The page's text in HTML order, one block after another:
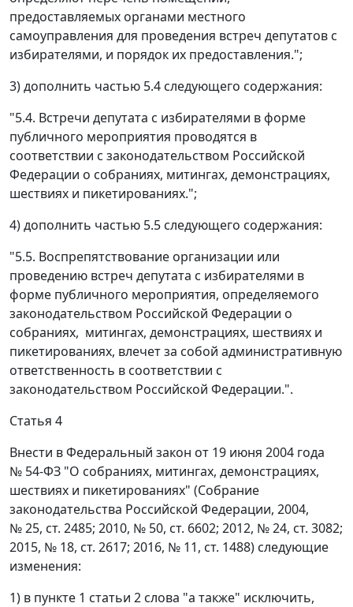
предоставляемых органами местного
самоуправления для проведения встреч депутатов с
избирателями, и порядок их предоставления.";
3) дополнить частью 5.4 следующего содержания:
"5.4. Встречи депутата с избирателями в форме
публичного мероприятия проводятся в
соответствии с законодательством Российской
Федерации о собраниях, митингах, демонстрациях,
шествиях и пикетированиях.";
4) дополнить частью 5.5 следующего содержания:
"5.5. Воспрепятствование организации или
проведению встреч депутата с избирателями в
форме публичного мероприятия, определяемого
законодательством Российской Федерации о
собраниях, митингах, демонстрациях, шествиях и
пикетированиях, влечет за собой административную
ответственность в соответствии с
законодательством Российской Федерации.".
Статья 4
Внести в Федеральный закон от 19 июня 2004 года
№ 54-ФЗ "О собраниях, митингах, демонстрациях,
шествиях и пикетированиях" (Собрание
законодательства Российской Федерации, 2004,
№ 25, ст. 2485; 2010, № 50, ст. 6602; 2012, № 24, ст. 3082;
2015, № 18, ст. 2617; 2016, № 11, ст. 1488) следующие
изменения:
1) в пункте 1 статьи 2 слова "а также" исключить,